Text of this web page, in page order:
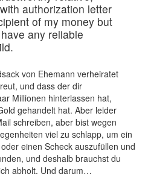
authorization letter
of my money but
any reliable
von Ehemann verheiratet
und dass der dir
Millionen hinterlassen hat,
gehandelt hat. Aber leider
schreiben, aber bist wegen
viel zu schlapp, um ein
einen Scheck auszufüllen und
und deshalb brauchst du
abholt. Und darum…